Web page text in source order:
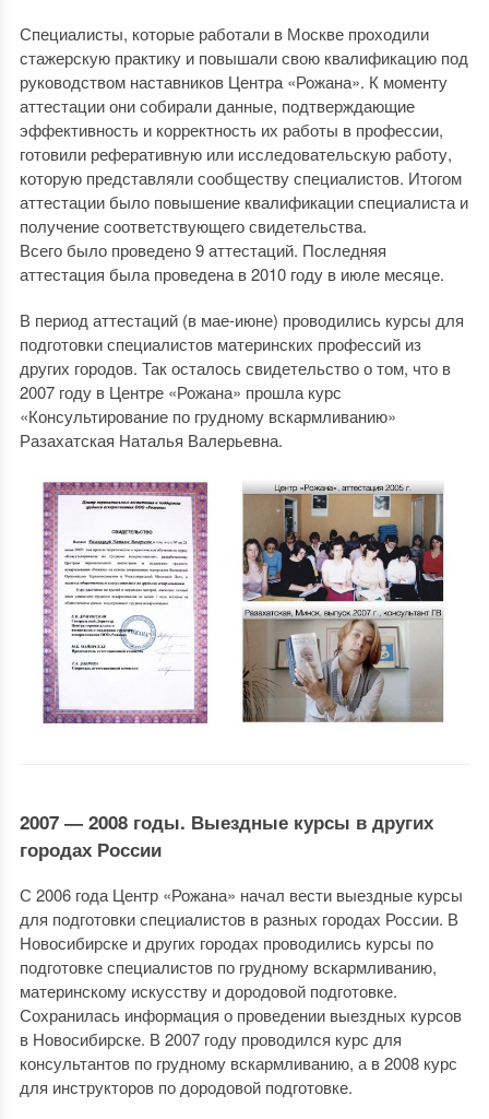
Специалисты, которые работали в Москве проходили
стажерскую практику и повышали свою квалификацию под
руководством наставников Центра «Рожана». К моменту
аттестации они собирали данные, подтверждающие
эффективность и корректность их работы в профессии,
готовили реферативную или исследовательскую работу,
которую представляли сообществу специалистов. Итогом
аттестации было повышение квалификации специалиста и
получение соответствующего свидетельства.
Всего было проведено 9 аттестаций. Последняя
аттестация была проведена в 2010 году в июле месяце.
В период аттестаций (в мае-июне) проводились курсы для
подготовки специалистов материнских профессий из
других городов. Так осталось свидетельство о том, что в
2007 году в Центре «Рожана» прошла курс
«Консультирование по грудному вскармливанию»
Разахатская Наталья Валерьевна.
2007 — 2008 годы. Выездные курсы в других
городах России
С 2006 года Центр «Рожана» начал вести выездные курсы
для подготовки специалистов в разных городах России. В
Новосибирске и других городах проводились курсы по
подготовке специалистов по грудному вскармливанию,
материнскому искусству и дородовой подготовке.
Сохранилась информация о проведении выездных курсов
в Новосибирске. В 2007 году проводился курс для
консультантов по грудному вскармливанию, а в 2008 курс
для инструкторов по дородовой подготовке.